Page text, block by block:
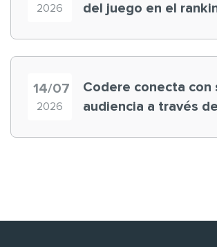
2026
del juego en el ranking
14/07
2026
Codere conecta con
audiencia a través